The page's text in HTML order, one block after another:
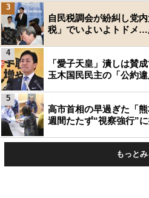
自民税調会が紛糾し党
税」でいよいよトドメ
3
「愛子天皇」潰しは賛
玉木国民民主の「公約
4
高市首相の早過ぎた「
週間たたず“視察強行”
5
もっとみ